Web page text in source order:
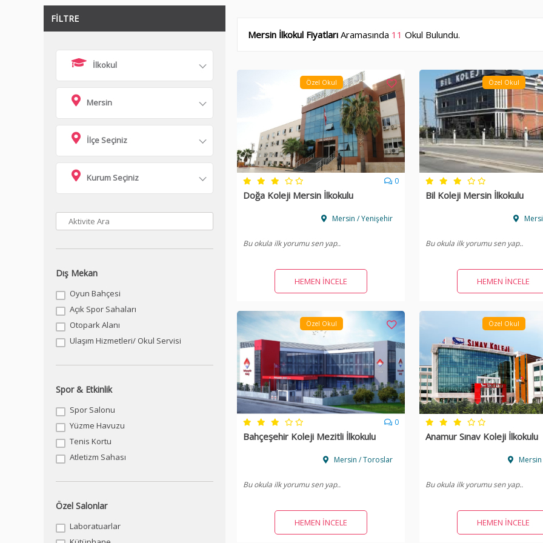
FİLTRE
İlkokul
Mersin
İlçe Seçiniz
Kurum Seçiniz
Dış Mekan
Oyun Bahçesi
Açık Spor Sahaları
Otopark Alanı
Ulaşım Hizmetleri/ Okul Servisi
Spor & Etkinlik
Spor Salonu
Yüzme Havuzu
Tenis Kortu
Atletizm Sahası
Özel Salonlar
Laboratuarlar
Mersin İlkokul Fiyatları Aramasında 11 Okul Bulundu.
Özel Okul
0
Doğa Koleji Mersin İlkokulu
Mersin / Yenişehir
Bu okula ilk yorumu sen yap..
HEMEN İNCELE
Özel Okul
Bil Koleji Mersin İlkokulu
Bu okula ilk yorumu sen yap..
HEMEN İNCELE
Özel Okul
0
Bahçeşehir Koleji Mezitli İlkokulu
Mersin / Toroslar
Bu okula ilk yorumu sen yap..
HEMEN İNCELE
Özel Okul
Anamur Sınav Koleji İlkokulu
Bu okula ilk yorumu sen yap..
HEMEN İNCELE